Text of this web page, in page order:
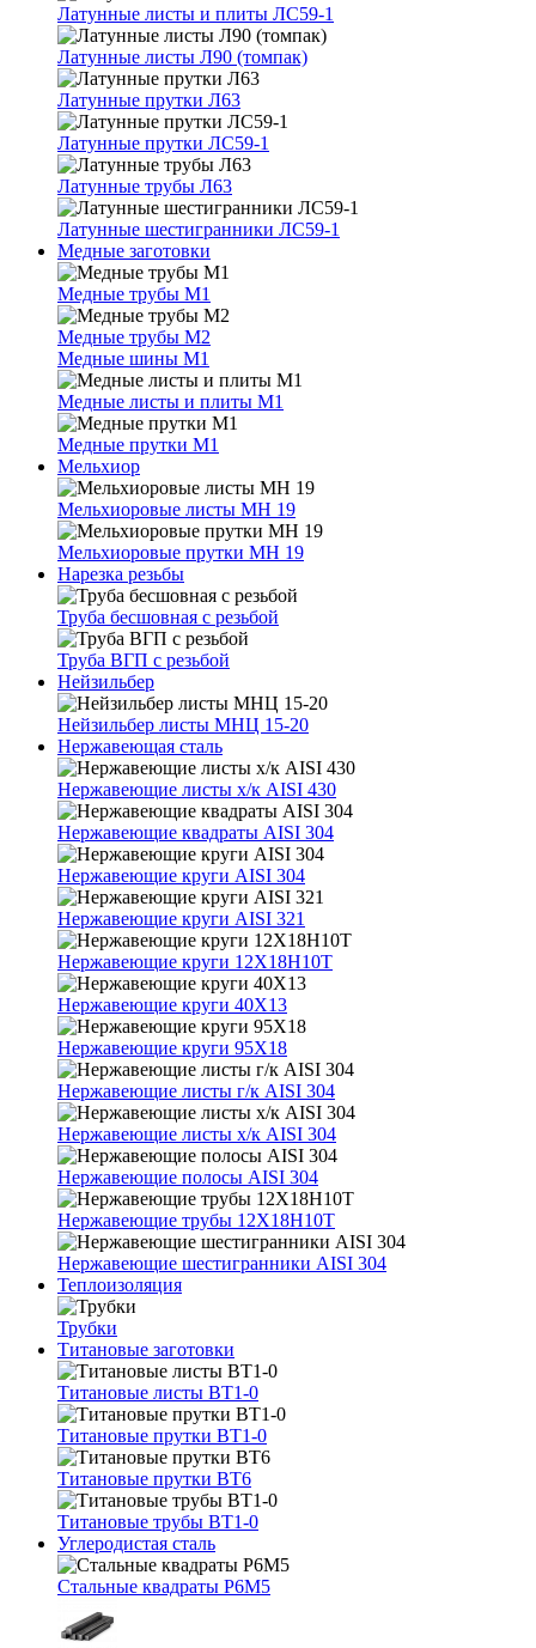
Латунные листы и плиты ЛС59-1
Латунные листы Л90 (томпак)
Латунные прутки Л63
Латунные прутки ЛС59-1
Латунные трубы Л63
Латунные шестигранники ЛС59-1
Медные заготовки
Медные трубы М1
Медные трубы М2
Медные шины М1
Медные листы и плиты М1
Медные прутки М1
Мельхиор
Мельхиоровые листы МН 19
Мельхиоровые прутки МН 19
Нарезка резьбы
Труба бесшовная с резьбой
Труба ВГП с резьбой
Нейзильбер
Нейзильбер листы МНЦ 15-20
Нержавеющая сталь
Нержавеющие листы х/к AISI 430
Нержавеющие квадраты AISI 304
Нержавеющие круги AISI 304
Нержавеющие круги AISI 321
Нержавеющие круги 12Х18Н10Т
Нержавеющие круги 40Х13
Нержавеющие круги 95Х18
Нержавеющие листы г/к AISI 304
Нержавеющие листы х/к AISI 304
Нержавеющие полосы AISI 304
Нержавеющие трубы 12Х18Н10Т
Нержавеющие шестигранники AISI 304
Теплоизоляция
Трубки
Титановые заготовки
Титановые листы ВТ1-0
Титановые прутки ВТ1-0
Титановые прутки ВТ6
Титановые трубы ВТ1-0
Углеродистая сталь
Стальные квадраты Р6М5